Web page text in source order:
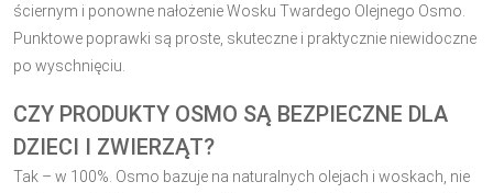
ściernym i ponowne nałożenie Wosku Twardego Olejnego Osmo.
Punktowe poprawki są proste, skuteczne i praktycznie niewidoczne
po wyschnięciu.
CZY PRODUKTY OSMO SĄ BEZPIECZNE DLA
DZIECI I ZWIERZĄT?
Tak – w 100%. Osmo bazuje na naturalnych olejach i woskach, nie